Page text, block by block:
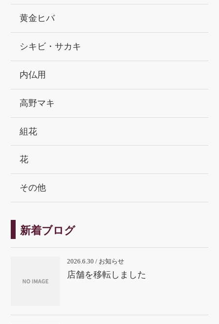
黄金ヒバ
シキビ・サカキ
内仏用
高野マキ
組花
花
その他
新着ブログ
2026.6.30 / お知らせ
店舗を移転しました